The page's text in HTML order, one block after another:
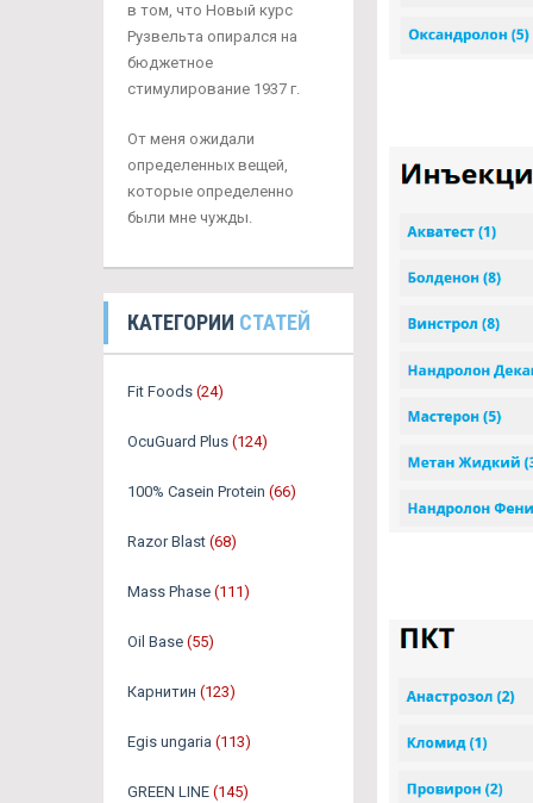
в том, что Новый курс
Рузвельта опирался на
бюджетное
стимулирование 1937 г.
От меня ожидали
определенных вещей,
которые определенно
были мне чужды.
КАТЕГОРИИ СТАТЕЙ
Fit Foods (24)
OcuGuard Plus (124)
100% Casein Protein (66)
Razor Blast (68)
Mass Phase (111)
Oil Base (55)
Карнитин (123)
Egis ungaria (113)
GREEN LINE (145)